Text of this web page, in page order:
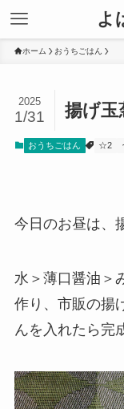
よ
ホーム おうちごはん
揚げ玉
2025
1/31
おうちごはん ☆2
今日のお昼は、
水＞薄口醤油＞
作り、市販の揚
んを入れたら完成